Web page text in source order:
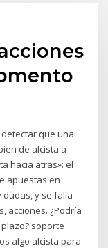
que una
de alcista a
hacia atras»: el
apuestas en
y se falla
acciones. ¿Podría
soporte
algo alcista para